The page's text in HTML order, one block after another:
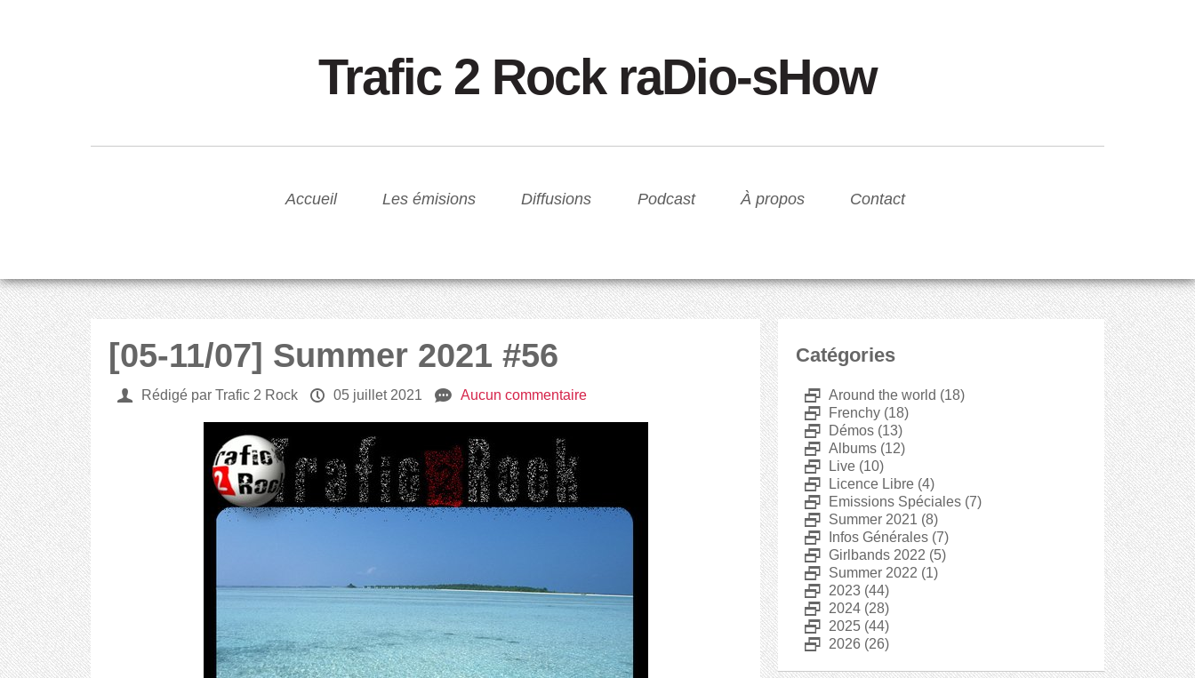
Trafic 2 Rock raDio-sHow
Accueil Les émisions Diffusions Podcast À propos Contact
[05-11/07] Summer 2021 #56
U Rédigé par Trafic 2 Rock P 05 juillet 2021 e Aucun commentaire
Catégories
D Around the world (18)
D Frenchy (18)
D Démos (13)
D Albums (12)
D Live (10)
D Licence Libre (4)
D Emissions Spéciales (7)
D Summer 2021 (8)
D Infos Générales (7)
D Girlbands 2022 (5)
D Summer 2022 (1)
D 2023 (44)
D 2024 (28)
D 2025 (44)
D 2026 (26)